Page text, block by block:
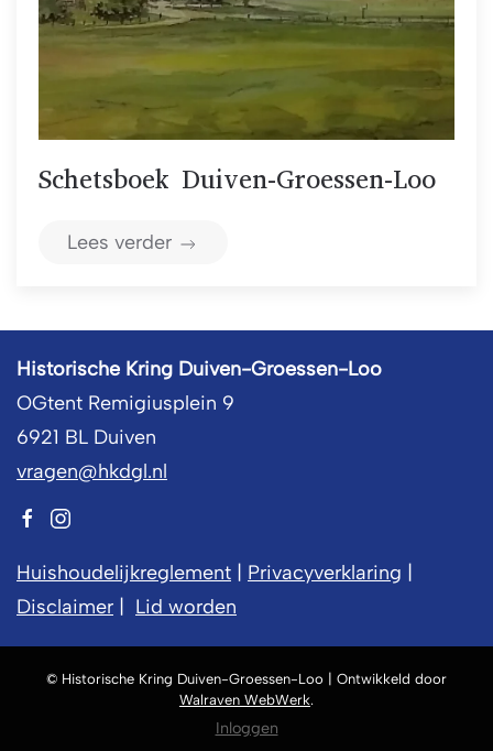
Schetsboek Duiven-Groessen-Loo
Lees verder
Historische Kring Duiven-Groessen-Loo
OGtent Remigiusplein 9
6921 BL Duiven
vragen@hkdgl.nl
Huishoudelijkreglement Privacyverklaring
Disclaimer
Lid worden
© Historische Kring Duiven-Groessen-Loo | Ontwikkeld door
Walraven WebWerk.
Inloggen